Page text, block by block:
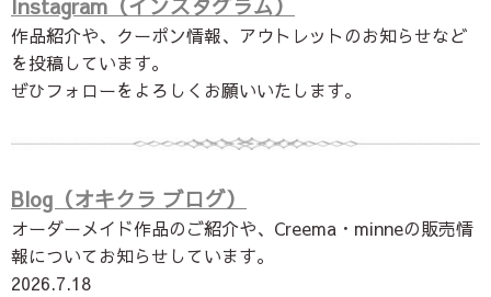
作品紹介や、クーポン情報、アウトレットのお知らせなど
を投稿しています。
ぜひフォローをよろしくお願いいたします。
Blog（オキクラ ブログ）
オーダーメイド作品のご紹介や、Creema・ minneの販売情
報についてお知らせしています。
2026.7.18